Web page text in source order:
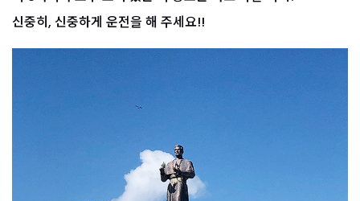
신중히, 신중하게 운전을 해 주세요!!